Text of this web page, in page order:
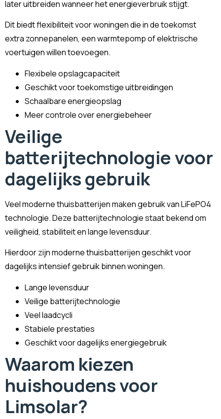
later uitbreiden wanneer het energieverbruik stijgt.
Dit biedt flexibiliteit voor woningen die in de toekomst
extra zonnepanelen, een warmtepomp of elektrische
voertuigen willen toevoegen.
Flexibele opslagcapaciteit
Geschikt voor toekomstige uitbreidingen
Schaalbare energieopslag
Meer controle over energiebeheer
Veilige
batterijtechnologie voor
dagelijks gebruik
Veel moderne thuisbatterijen maken gebruik van LiFePO4
technologie. Deze batterijtechnologie staat bekend om
veiligheid, stabiliteit en lange levensduur.
Hierdoor zijn moderne thuisbatterijen geschikt voor
dagelijks intensief gebruik binnen woningen.
Lange levensduur
Veilige batterijtechnologie
Veel laadcycli
Stabiele prestaties
Geschikt voor dagelijks energiegebruik
Waarom kiezen
huishoudens voor
Limsolar?